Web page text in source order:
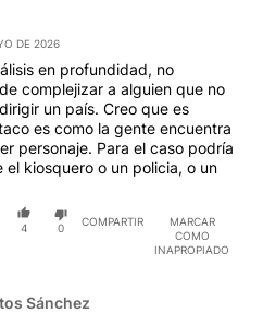
DE 2026
en profundidad, no
complejizar a alguien que no
un país. Creo que es
es como la gente encuentra
personaje. Para el caso podría
el kiosquero o un policia, o un
4 0
COMPARTIR
MARCAR
COMO
INAPROPIADO
Sánchez